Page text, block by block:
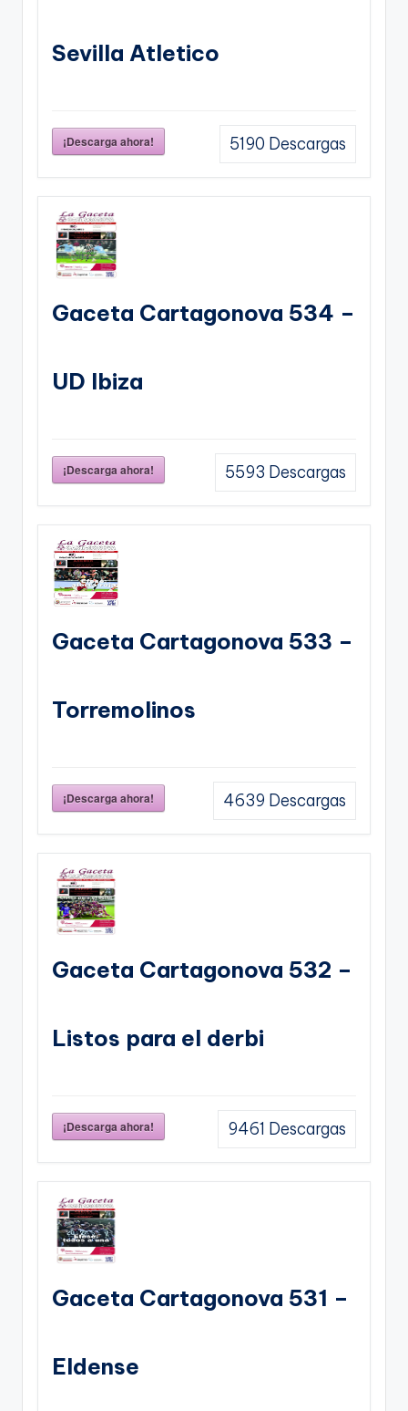
Sevilla Atletico
¡Descarga ahora! 5190 Descargas
Gaceta Cartagonova 534 –
UD Ibiza
¡Descarga ahora! 5593 Descargas
Gaceta Cartagonova 533 –
Torremolinos
¡Descarga ahora! 4639 Descargas
Gaceta Cartagonova 532 –
Listos para el derbi
¡Descarga ahora! 9461 Descargas
Gaceta Cartagonova 531 –
Eldense